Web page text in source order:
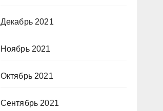
Декабрь 2021
Ноябрь 2021
Октябрь 2021
Сентябрь 2021